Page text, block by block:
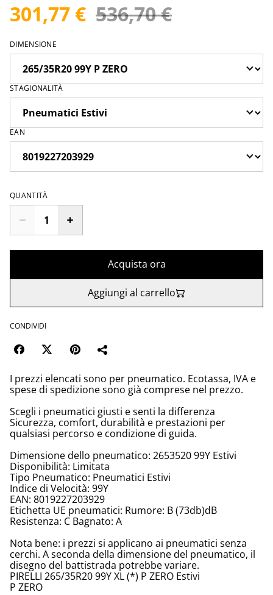
301,77 € 536,70 €
DIMENSIONE
STAGIONALITÀ
EAN
QUANTITÀ
Acquista ora
Aggiungi al carrello
CONDIVIDI
I prezzi elencati sono per pneumatico. Ecotassa, IVA e
spese di spedizione sono già comprese nel prezzo.
Scegli i pneumatici giusti e senti la differenza
Sicurezza, comfort, durabilità e prestazioni per
qualsiasi percorso e condizione di guida.
Dimensione dello pneumatico: 2653520 99Y Estivi
Disponibilità: Limitata
Tipo Pneumatico: Pneumatici Estivi
Indice di Velocità: 99Y
EAN: 8019227203929
Etichetta UE pneumatici: Rumore: B (73db)dB
Resistenza: C Bagnato: A
Nota bene: i prezzi si applicano ai pneumatici senza
cerchi. A seconda della dimensione del pneumatico, il
disegno del battistrada potrebbe variare.
PIRELLI 265/35R20 99Y XL (*) P ZERO Estivi
P ZERO